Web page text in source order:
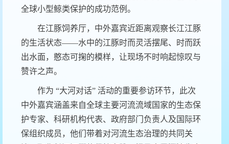
全球小型鲸类保护的成功范例。
在江豚饲养厅，中外嘉宾近距离观察长江江豚
的生活状态——水中的江豚时而灵活摆尾、时而跃
出水面，憨态可掬的模样，让现场不时响起惊叹与
赞许之声。
作为 “大河对话” 活动的重要参访环节，此次
中外嘉宾涵盖来自全球主要河流流域国家的生态保
护专家、科研机构代表、政府部门负责人及国际环
保组织成员，他们带着对河流生态治理的共同关